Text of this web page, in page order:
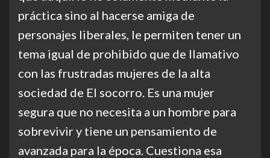
práctica sino al hacerse amiga de
personajes liberales, le permiten tener un
tema igual de prohibido que de llamativo
con las frustradas mujeres de la alta
sociedad de El socorro. Es una mujer
segura que no necesita a un hombre para
sobrevivir y tiene un pensamiento de
avanzada para la época. Cuestiona esa